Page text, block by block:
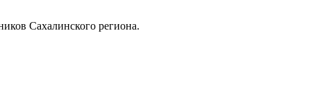
Сахалинского региона.